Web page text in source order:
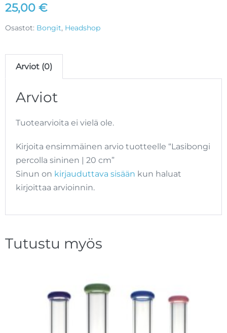
25,00 €
Osastot: Bongit, Headshop
Arviot (0)
Arviot
Tuotearvioita ei vielä ole.
Kirjoita ensimmäinen arvio tuotteelle “Lasibongi
percolla sininen | 20 cm”
Sinun on kirjauduttava sisään kun haluat
kirjoittaa arvioinnin.
Tutustu myös